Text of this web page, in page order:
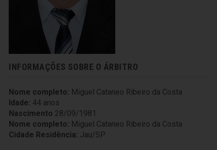
INFORMAÇÕES SOBRE O ÁRBITRO
Nome completo: Miguel Cataneo Ribeiro da Costa
Idade: 44 anos
Nascimento 28/09/1981
Nome completo: Miguel Cataneo Ribeiro da Costa
Cidade Residência: Jau/SP